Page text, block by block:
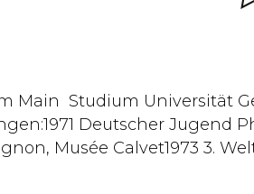
Main Studium Universität
Deutscher Jugend
Musée Calvet1973 3.